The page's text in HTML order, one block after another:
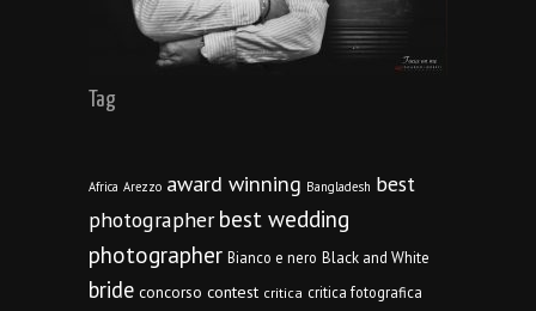
Tag
Africa Arezzo award winning Bangladesh best
photographer best wedding
photographer Bianco e nero Black and White
bride concorso contest critica critica fotografica